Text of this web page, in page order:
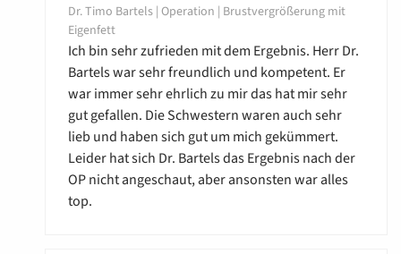
Dr. Timo Bartels | Operation | Brustvergrößerung mit
Eigenfett
Ich bin sehr zufrieden mit dem Ergebnis. Herr Dr.
Bartels war sehr freundlich und kompetent. Er
war immer sehr ehrlich zu mir das hat mir sehr
gut gefallen. Die Schwestern waren auch sehr
lieb und haben sich gut um mich gekümmert.
Leider hat sich Dr. Bartels das Ergebnis nach der
OP nicht angeschaut, aber ansonsten war alles
top.